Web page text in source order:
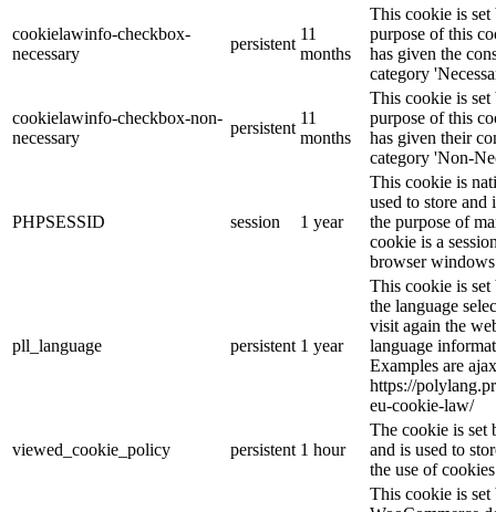
cookielawinfo-checkbox-
necessary
persistent
11
months
This cookie is
purpose of this
has given the
category
cookielawinfo-checkbox-non-
necessary
persistent
11
months
This cookie is
purpose of this
has given their
category 'Non-
PHPSESSID session 1 year
This cookie is
used to store
the purpose of
cookie is a
browser
pll_language persistent 1 year
This cookie is set
the language
visit again the
language
Examples are
https://
eu-cookie-law/
viewed_cookie_policy persistent 1 hour
The cookie is set
and is used to
the use of
This cookie is set